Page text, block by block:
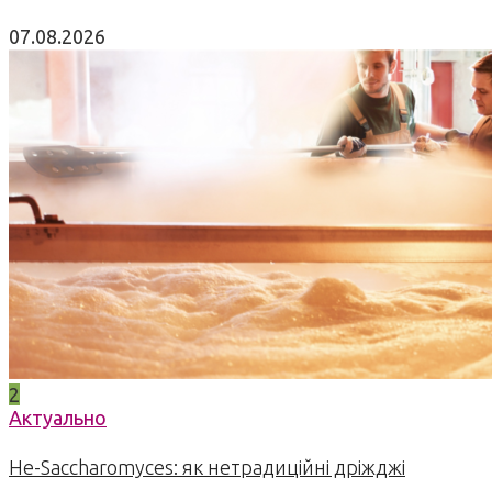
07.08.2026
2
Актуально
Не-Saccharomyces: як нетрадиційні дріжджі